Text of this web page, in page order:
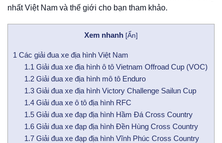
nhất Việt Nam và thế giới cho bạn tham khảo.
Xem nhanh [Ẩn]
1 Các giải đua xe địa hình Việt Nam
1.1 Giải đua xe địa hình ô tô Vietnam Offroad Cup (VOC)
1.2Giải đua xe địa hình mô tô Enduro
1.3Giải đua xe địa hình Victory Challenge Sailun Cup
1.4Giải đua xe ô tô địa hình RFC
1.5Giải đua xe đạp địa hình Hầm Đá Cross Country
1.6Giải đua xe đạp địa hình Đền Hùng Cross Country
1.7Giải đua xe đạp địa hình Vĩnh Phúc Cross Country